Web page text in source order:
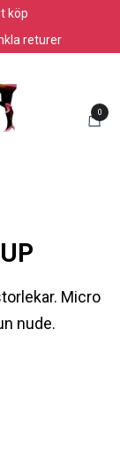
köp
returer
0
Micro
nude.